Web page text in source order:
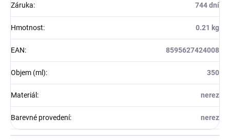
Záruka: 744 dní
Hmotnost: 0.21 kg
EAN: 8595627424008
Objem (ml): 350
Materiál : nerez
Barevné provedení: nerez